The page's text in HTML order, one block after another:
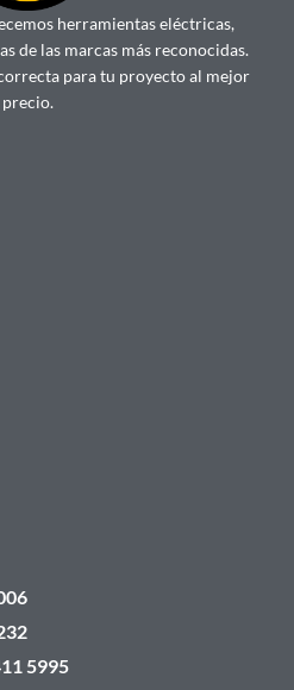
herramientas eléctricas,
de las marcas más reconocidas.
para tu proyecto al mejor
precio.
5995